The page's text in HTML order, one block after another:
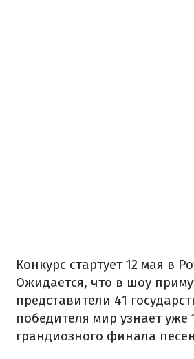
Конкурс стартует 12 мая в
Ожидается, что в шоу
представители 41
победителя мир узнает уже
грандиозного финала